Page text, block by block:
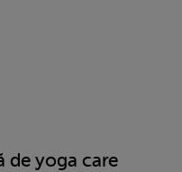
de yoga care